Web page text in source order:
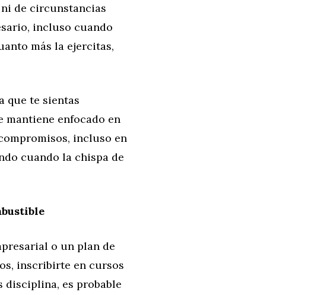
de circunstancias
incluso cuando
más la ejercitas,
que te sientas
mantiene enfocado en
incluso en
cuando la chispa de
o un plan de
inscribirte en cursos
disciplina, es probable